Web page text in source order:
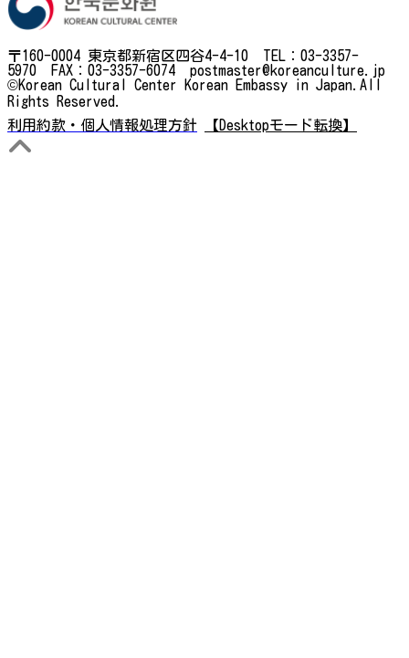
〒160-0004 東京都新宿区四谷4-4-10 TEL：03-3357-
5970 FAX：03-3357-6074 postmaster@koreanculture.jp
©Korean Cultural Center Korean Embassy in Japan.All
Rights Reserved.
利用約款・個人情報処理方針
【Desktopモード転換】